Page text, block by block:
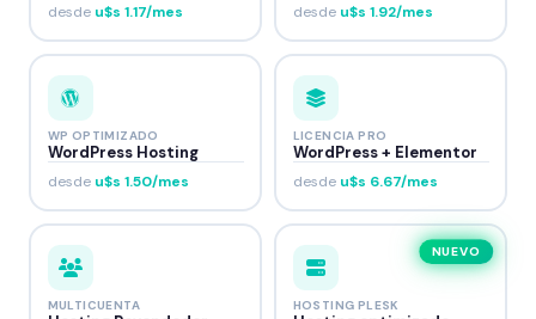
desde u$s 1.17/mes desde u$s 1.92/mes
WP OPTIMIZADO
WordPress Hosting
desde u$s 1.50/mes
LICENCIA PRO
WordPress + Elementor
desde u$s 6.67/mes
MULTICUENTA
NUEVO
HOSTING PLESK